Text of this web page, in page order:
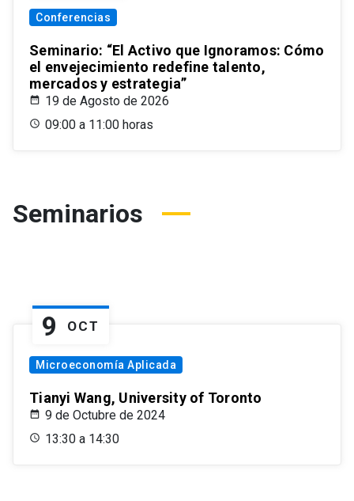
Conferencias
Seminario: “El Activo que Ignoramos: Cómo
el envejecimiento redefine talento,
mercados y estrategia”
19 de Agosto de 2026
09:00 a 11:00 horas
Seminarios
9 OCT
Microeconomía Aplicada
Tianyi Wang, University of Toronto
9 de Octubre de 2024
13:30 a 14:30